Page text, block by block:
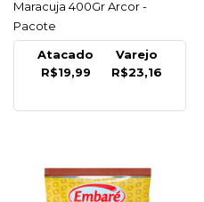
LISTA DE DESEJO
Bala Butter Toffee
COMPRAR
Maracuja 400Gr Arcor -
Pacote
Atacado
R$19,99
Varejo
R$23,16